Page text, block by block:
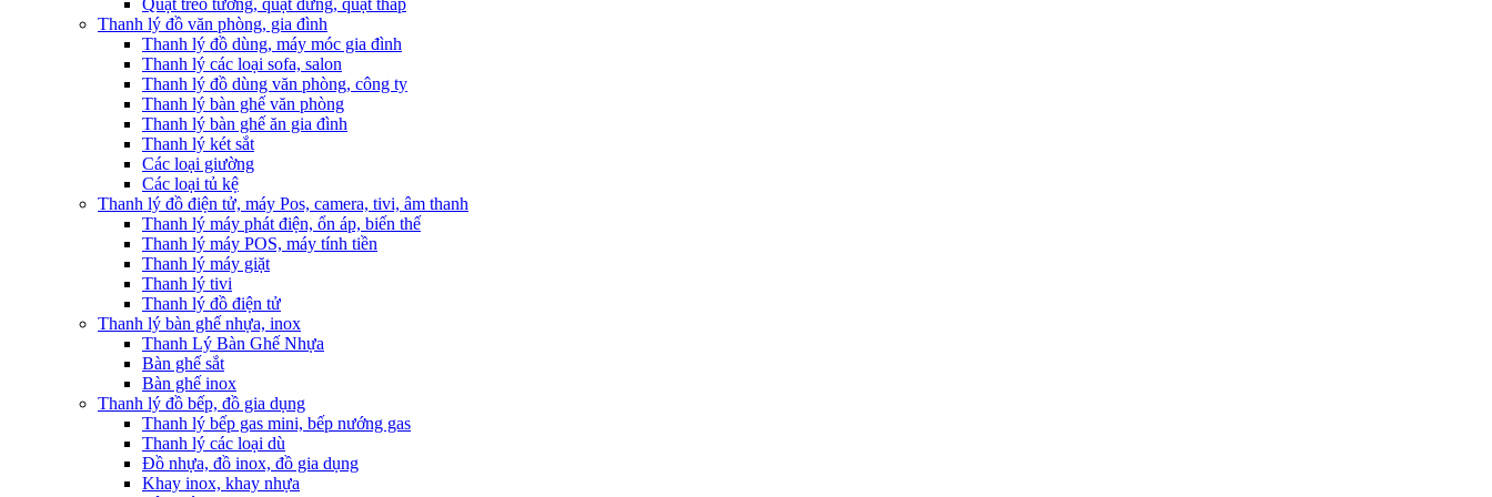
Quạt treo tường, quạt đứng, quạt tháp
Thanh lý đồ văn phòng, gia đình
Thanh lý đồ dùng, máy móc gia đình
Thanh lý các loại sofa, salon
Thanh lý đồ dùng văn phòng, công ty
Thanh lý bàn ghế văn phòng
Thanh lý bàn ghế ăn gia đình
Thanh lý két sắt
Các loại giường
Các loại tủ kệ
Thanh lý đồ điện tử, máy Pos, camera, tivi, âm thanh
Thanh lý máy phát điện, ổn áp, biến thế
Thanh lý máy POS, máy tính tiền
Thanh lý máy giặt
Thanh lý tivi
Thanh lý đồ điện tử
Thanh lý bàn ghế nhựa, inox
Thanh Lý Bàn Ghế Nhựa
Bàn ghế sắt
Bàn ghế inox
Thanh lý đồ bếp, đồ gia dụng
Thanh lý bếp gas mini, bếp nướng gas
Thanh lý các loại dù
Đồ nhựa, đồ inox, đồ gia dụng
Khay inox, khay nhựa